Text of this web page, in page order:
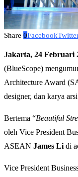
Share 0Facebook
Jakarta, 24 Februari
(BlueScope)
Architecture Award
designer, dan karya
Bertema “Beautiful
oleh Vice President
ASEAN James Li di
Vice President